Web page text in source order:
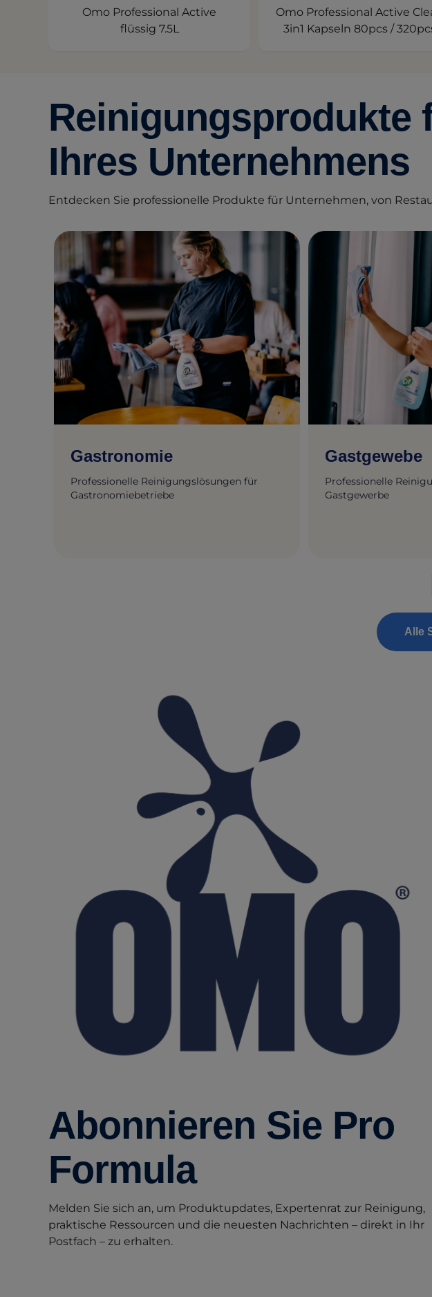
Omo Professional Active
flüssig 7.5L
Omo Professional Active
3in1 Kapseln 80pcs /
Reinigungsprodukte
Ihres Unternehmens
Entdecken Sie professionelle Produkte für Unternehmen, von
Gastronomie
Professionelle Reinigungslösungen für
Gastronomiebetriebe
Gastgewebe
Professionelle
Gastgewerbe
Alle
Abonnieren Sie Pro
Formula
Melden Sie sich an, um Produktupdates, Expertenrat zur Reinigung,
praktische Ressourcen und die neuesten Nachrichten – direkt in Ihr
Postfach – zu erhalten.